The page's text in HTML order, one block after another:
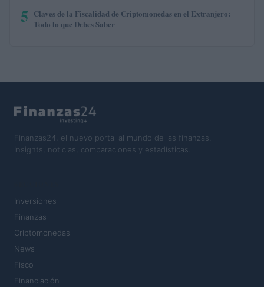
5 Claves de la Fiscalidad de Criptomonedas en el Extranjero:
Todo lo que Debes Saber
Finanzas24, el nuevo portal al mundo de las finanzas.
Insights, noticias, comparaciones y estadísticas.
Inversiones
Finanzas
Criptomonedas
News
Fisco
Financiación